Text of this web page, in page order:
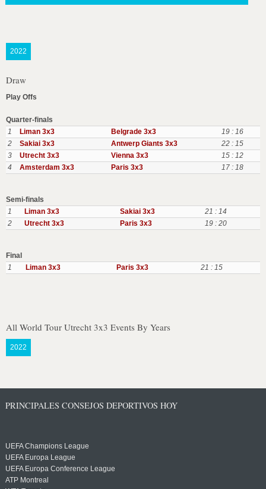
2022
Draw
Play Offs
Quarter-finals
1
Liman 3x3 Belgrade 3x3
19 : 16
2
Sakiai 3x3 Antwerp Giants 3x3
22 : 15
3
Utrecht 3x3 Vienna 3x3
15 : 12
4
Amsterdam 3x3 Paris 3x3 17 : 18
Semi-finals
1
Liman 3x3 Sakiai 3x3
21 : 14
2
Utrecht 3x3 Paris 3x3 19 : 20
Final
1
Liman 3x3 Paris 3x3 21 : 15
All World Tour Utrecht 3x3 Events By Years
2022
PRINCIPALES CONSEJOS DEPORTIVOS HOY
UEFA Champions League
UEFA Europa League
UEFA Europa Conference League
ATP Montreal